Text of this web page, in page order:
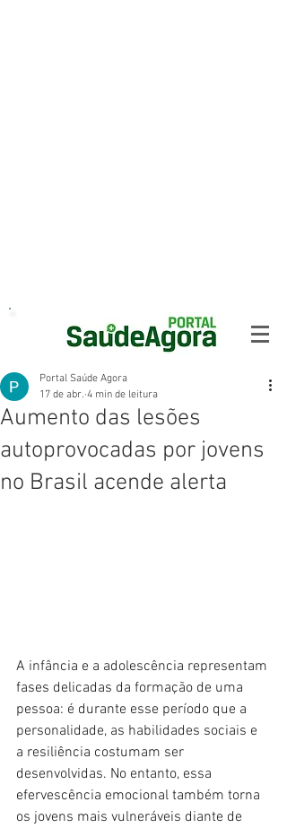
Aumento das lesões
autoprovocadas por jovens
no Brasil acende alerta
Portal Saúde Agora
17 de abr. 4 min de leitura
A infância e a adolescência representam
fases delicadas da formação de uma
pessoa: é durante esse período que a
personalidade, as habilidades sociais e
a resiliência costumam ser
desenvolvidas. No entanto, essa
efervescência emocional também torna
os jovens mais vulneráveis diante de